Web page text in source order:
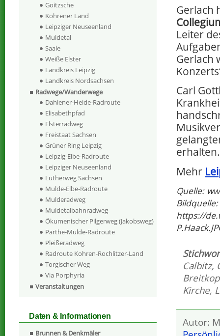
Gerlach
Leiter
Gerlach
Carl
erhalten.
Mehr
Quelle:
https://
Calbitz,
Kirche,
Autor:
Goitzsche
Kohrener Land
Leipziger Neuseenland
Muldetal
Saale
Weiße Elster
Landkreis Leipzig
Landkreis Nordsachsen
Radwege/Wanderwege
Dahlener-Heide-Radroute
Elisabethpfad
Elsterradweg
Freistaat Sachsen
Grüner Ring Leipzig
Leipzig-Elbe-Radroute
Leipziger Neuseenland
Lutherweg Sachsen
Mulde-Elbe-Radroute
Mulderadweg
Muldetalbahnradweg
Ökumenischer Pilgerweg (Jakobsweg)
Parthe-Mulde-Radroute
Pleißeradweg
Radroute Kohren-Rochlitzer-Land
Torgischer Weg
Via Porphyria
Veranstaltungen
Daten & Informationen
Brunnen & Denkmäler